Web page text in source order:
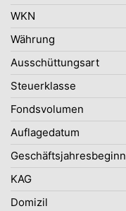
WKN
Währung
Ausschüttungsart
Steuerklasse
Fondsvolumen
Auflagedatum
Geschäftsjahresbeginn
KAG
Domizil